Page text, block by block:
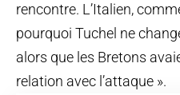
rencontre. L’Italien,
pourquoi Tuchel ne
alors que les Bretons
relation avec l’attaque ».